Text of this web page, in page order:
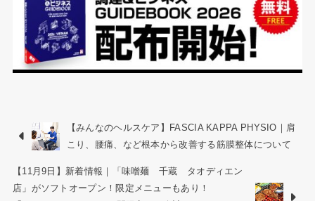
【みんなのヘルスケア】FASCIA KAPPA PHYSIO｜肩
こり、腰痛、など根本から改善する筋膜整体について
【11月9日】新着情報｜「味噌麺 千蔵 タオディエン
店」がソフトオープン！限定メニューもあり！